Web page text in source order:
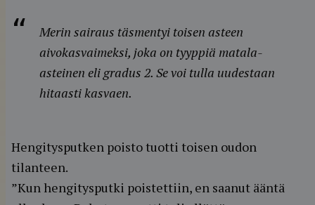
Merin sairaus täsmentyi toisen asteen
aivokasvaimeksi, joka on tyyppiä matala-
asteinen eli gradus 2. Se voi tulla uudestaan
hitaasti kasvaen.
Hengitysputken poisto tuotti toisen oudon
tilanteen.
”Kun hengitysputki poistettiin, en saanut ääntä